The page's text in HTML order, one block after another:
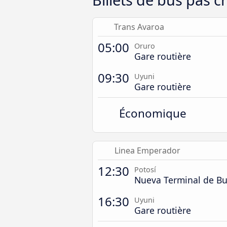
Trans Avaroa
05:00 Oruro
Gare routière
09:30 Uyuni
Gare routière
Économique
Linea Emperador
12:30 Potosí
Nueva Terminal de
16:30 Uyuni
Gare routière